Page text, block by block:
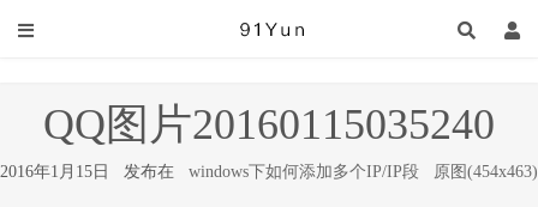
QQ图片20160115035240
2016年1月15日 发布在 windows下如何添加多个IP/IP段 原图(454x463)